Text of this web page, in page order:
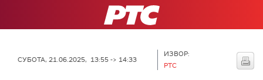
РТС
СУБОТА, 21.06.2025, 13:55 -> 14:33
ИЗВОР:
РТС